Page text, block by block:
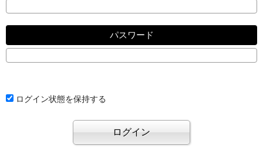
パスワード
ログイン状態を保持する